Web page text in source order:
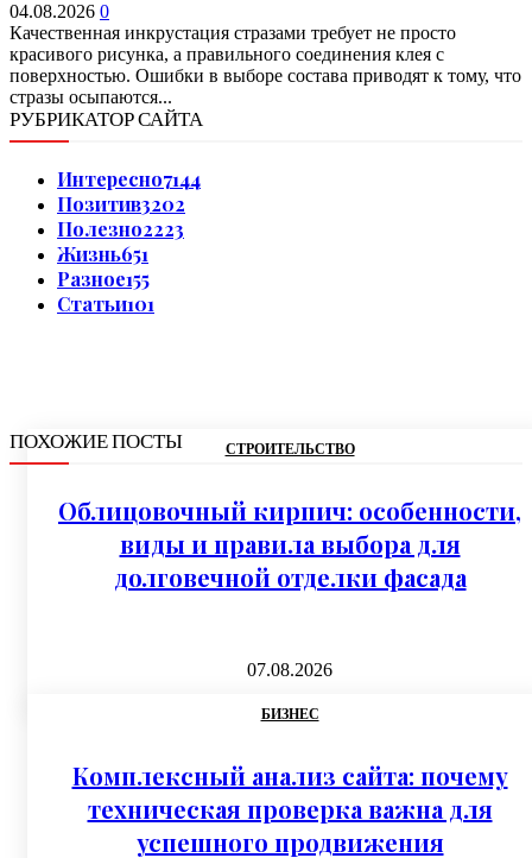
04.08.2026 0
Качественная инкрустация стразами требует не просто
красивого рисунка, а правильного соединения клея с
поверхностью. Ошибки в выборе состава приводят к тому, что
стразы осыпаются...
РУБРИКАТОР САЙТА
Интересно7144
Позитив3202
Полезно2223
Жизнь651
Разное155
Статьи101
ПОХОЖИЕ ПОСТЫ СТРОИТЕЛЬСТВО
Облицовочный кирпич: особенности,
виды и правила выбора для
долговечной отделки фасада
07.08.2026
БИЗНЕС
Комплексный анализ сайта: почему
техническая проверка важна для
успешного продвижения